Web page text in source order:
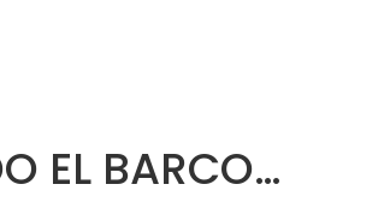
EL BARCO…